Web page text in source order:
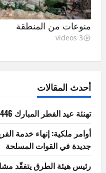
منوعات من المنطقة
3 videos
أحدث المقالات
تهنئة عيد الفطر المبارك 1446هـ
أوامر ملكية: إنهاء خدمة
جديدة في القوات المسلحة
رئيس هيئة الطرق يتفقّد